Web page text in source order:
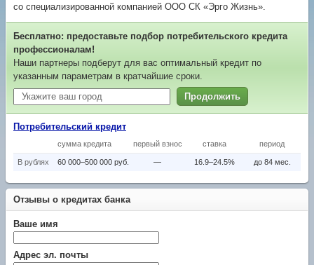
со специализированной компанией ООО СК «Эрго Жизнь».
Бесплатно: предоставьте подбор потребительского кредита
профессионалам!
Наши партнеры подберут для вас оптимальный кредит по
указанным параметрам в кратчайшие сроки.
Продолжить
Потребительский кредит
сумма кредита первый взнос ставка период
В рублях 60 000–500 000 руб. — 16.9–24.5% до 84 мес.
Отзывы о кредитах банка
Ваше имя
Адрес эл. почты